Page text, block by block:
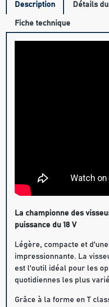
Description Détails
Fiche technique
La championne des
puissance du 18 V
Légère, compacte et
impressionnante. La
est l'outil idéal pour les
quotidiennes les plus
Grâce à la forme en T